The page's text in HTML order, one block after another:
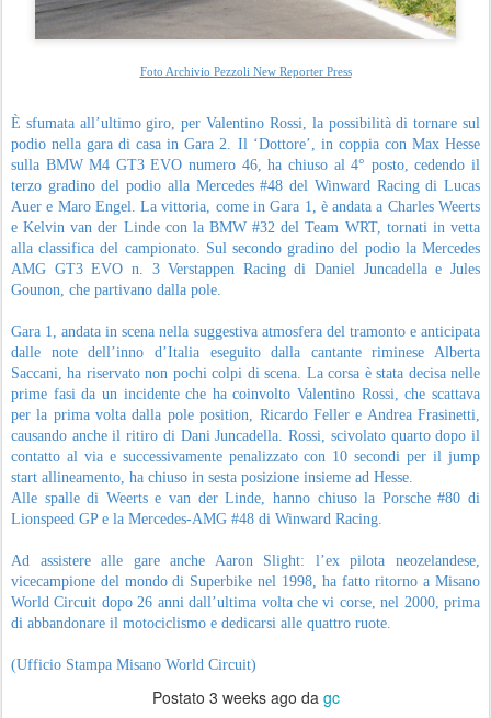
Foto Archivio Pezzoli New Reporter Press
È sfumata all’ultimo giro, per Valentino Rossi, la possibilità di tornare sul
podio nella gara di casa in Gara 2. Il ‘Dottore’, in coppia con Max Hesse
sulla BMW M4 GT3 EVO numero 46, ha chiuso al 4° posto, cedendo il
terzo gradino del podio alla Mercedes #48 del Winward Racing di Lucas
Auer e Maro Engel. La vittoria, come in Gara 1, è andata a Charles Weerts
e Kelvin van der Linde con la BMW #32 del Team WRT, tornati in vetta
alla classifica del campionato. Sul secondo gradino del podio la Mercedes
AMG GT3 EVO n. 3 Verstappen Racing di Daniel Juncadella e Jules
Gounon, che partivano dalla pole.
Gara 1, andata in scena nella suggestiva atmosfera del tramonto e anticipata
dalle note dell’inno d’Italia eseguito dalla cantante riminese Alberta
Saccani, ha riservato non pochi colpi di scena. La corsa è stata decisa nelle
prime fasi da un incidente che ha coinvolto Valentino Rossi, che scattava
per la prima volta dalla pole position, Ricardo Feller e Andrea Frasinetti,
causando anche il ritiro di Dani Juncadella. Rossi, scivolato quarto dopo il
contatto al via e successivamente penalizzato con 10 secondi per il jump
start allineamento, ha chiuso in sesta posizione insieme ad Hesse.
Alle spalle di Weerts e van der Linde, hanno chiuso la Porsche #80 di
Lionspeed GP e la Mercedes-AMG #48 di Winward Racing.
Ad assistere alle gare anche Aaron Slight: l’ex pilota neozelandese,
vicecampione del mondo di Superbike nel 1998, ha fatto ritorno a Misano
World Circuit dopo 26 anni dall’ultima volta che vi corse, nel 2000, prima
di abbandonare il motociclismo e dedicarsi alle quattro ruote.
(Ufficio Stampa Misano World Circuit)
Postato 3 weeks ago da gc